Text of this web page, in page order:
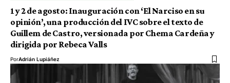
1 y 2 de agosto: Inauguración con ‘El Narciso en su
opinión’, una producción del IVC sobre el texto de
Guillem de Castro, versionada por Chema Cardeña y
dirigida por Rebeca Valls
PorAdrián Lupiáñez